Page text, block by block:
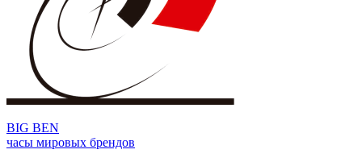
BIG BEN
часы мировых брендов